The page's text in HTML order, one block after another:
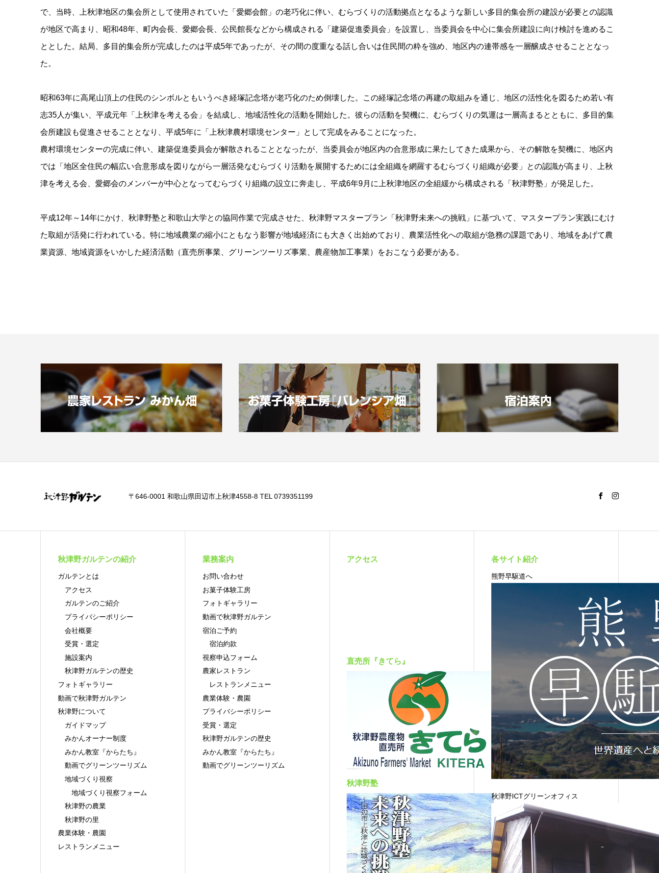
で、当時、上秋津地区の集会所として使用されていた「愛郷会館」の老巧化に伴い、むらづくりの活動拠点となるような新しい多目的集会所の建設が必要との認識
が地区で高まり、昭和48年、町内会長、愛郷会長、公民館長などから構成される「建築促進委員会」を設置し、当委員会を中心に集会所建設に向け検討を進めるこ
ととした。結局、多目的集会所が完成したのは平成5年であったが、その間の度重なる話し合いは住民間の粋を強め、地区内の連帯感を一層醸成させることとなっ
た。
昭和63年に高尾山頂上の住民のシンボルともいうべき経塚記念塔が老巧化のため倒壊した。この経塚記念塔の再建の取組みを通じ、地区の活性化を図るため若い有
志35人が集い、平成元年「上秋津を考える会」を結成し、地域活性化の活動を開始した。彼らの活動を契機に、むらづくりの気運は一層高まるとともに、多目的集
会所建設も促進させることとなり、平成5年に「上秋津農村環境センター」として完成をみることになった。
農村環境センターの完成に伴い、建築促進委員会が解散されることとなったが、当委員会が地区内の合意形成に果たしてきた成果から、その解散を契機に、地区内
では「地区全住民の幅広い合意形成を図りながら一層活発なむらづくり活動を展開するためには全組織を網羅するむらづくり組織が必要」との認識が高まり、上秋
津を考える会、愛郷会のメンバーが中心となってむらづくり組織の設立に奔走し、平成6年9月に上秋津地区の全組緩から構成される「秋津野塾」が発足した。
平成12年～14年にかけ、秋津野塾と和歌山大学との協同作業で完成させた、秋津野マスタープラン「秋津野未来への挑戦」に基づいて、マスタープラン実践にむけ
た取組が活発に行われている。特に地域農業の縮小にともなう影響が地域経済にも大きく出始めており、農業活性化への取組が急務の課題であり、地域をあげて農
業資源、地域資源をいかした経済活動（直売所事業、グリーンツーリズ事業、農産物加工事業）をおこなう必要がある。
〒646-0001 和歌山県田辺市上秋津4558-8 TEL 0739351199
秋津野ガルテンの紹介
ガルテンとは
アクセス
ガルテンのご紹介
プライバシーポリシー
会社概要
受賞・選定
施設案内
秋津野ガルテンの歴史
フォトギャラリー
動画で秋津野ガルテン
秋津野について
ガイドマップ
みかんオーナー制度
みかん教室『からたち』
動画でグリーンツーリズム
地域づくり視察
地域づくり視察フォーム
秋津野の農業
秋津野の里
農業体験・農園
レストランメニュー
業務案内
お問い合わせ
お菓子体験工房
フォトギャラリー
動画で秋津野ガルテン
宿泊ご予約
宿泊約款
視察申込フォーム
農家レストラン
レストランメニュー
農業体験・農園
プライバシーポリシー
受賞・選定
秋津野ガルテンの歴史
みかん教室『からたち』
動画でグリーンツーリズム
アクセス
直売所『きてら』
秋津野塾
各サイト紹介
熊野早駆道へ
秋津野ICTグリーンオフィス